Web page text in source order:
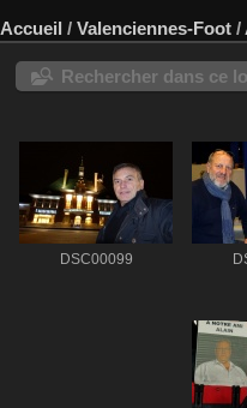
Accueil / Valenciennes-Foot /
Rechercher dans ce
DSC00099